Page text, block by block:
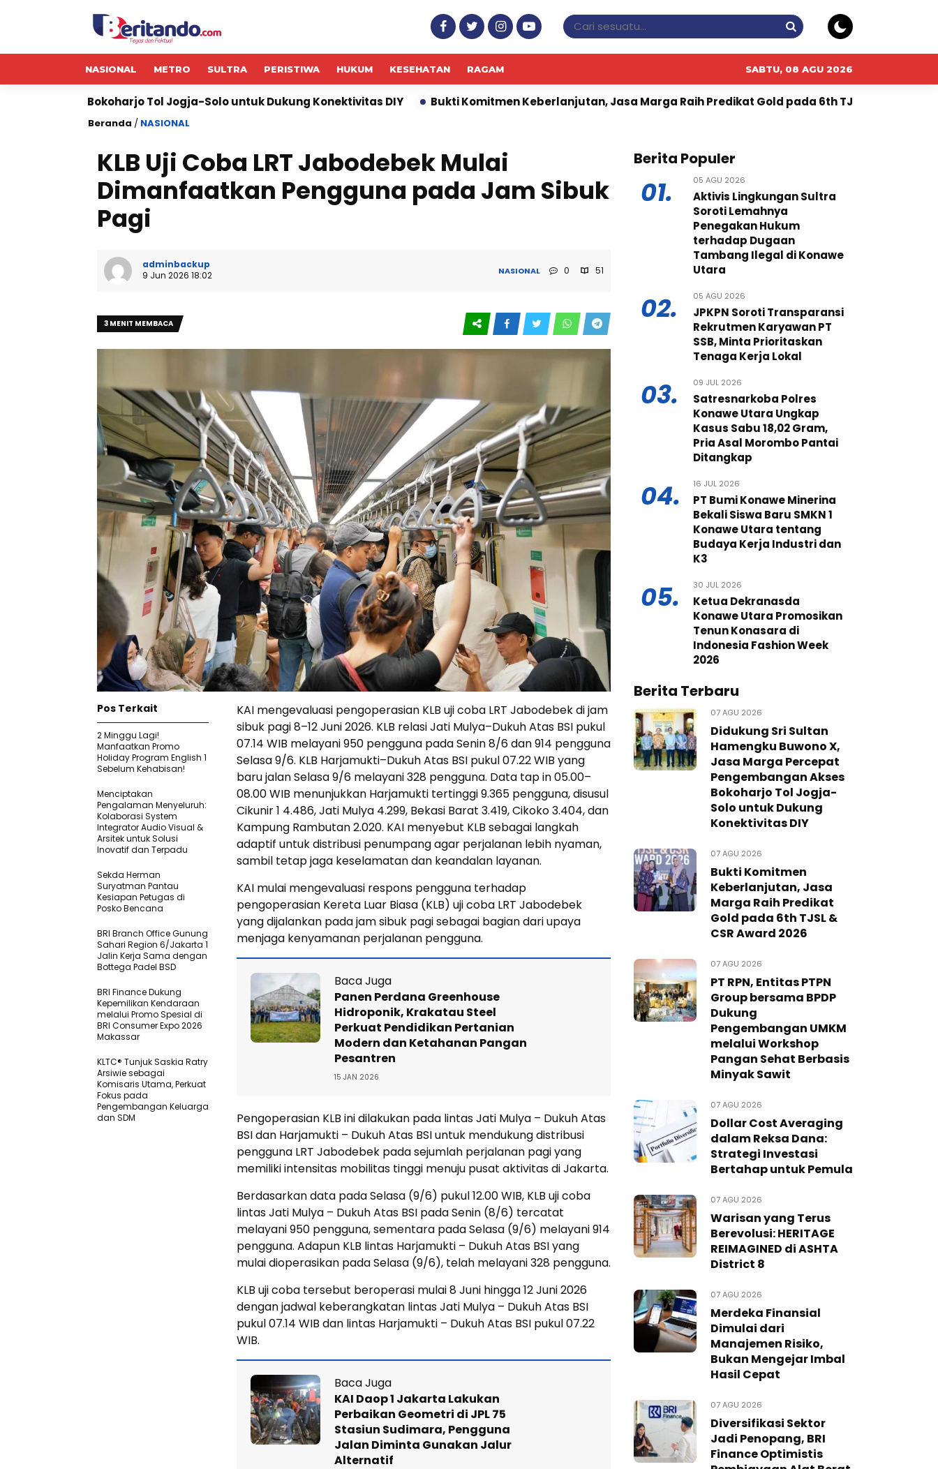
NASIONAL METRO SULTRA PERISTIWA HUKUM KESEHATAN RAGAM SABTU, 08 AGU 2026
Tol Jogja-Solo untuk Dukung Konektivitas DIY Bukti Komitmen Keberlanjutan, Jasa Marga Raih Predikat Gold pada 6th TJSL & CSR Award 2026
Beranda / NASIONAL
KLB Uji Coba LRT Jabodebek Mulai
Dimanfaatkan Pengguna pada Jam Sibuk
Pagi
adminbackup
9 Jun 2026 18:02
NASIONAL 0 51
3 MENIT MEMBACA
KAI mengevaluasi pengoperasian KLB uji coba LRT Jabodebek di jam
sibuk pagi 8–12 Juni 2026. KLB relasi Jati Mulya–Dukuh Atas BSI pukul
07.14 WIB melayani 950 pengguna pada Senin 8/6 dan 914 pengguna
Selasa 9/6. KLB Harjamukti–Dukuh Atas BSI pukul 07.22 WIB yang
baru jalan Selasa 9/6 melayani 328 pengguna. Data tap in 05.00–
08.00 WIB menunjukkan Harjamukti tertinggi 9.365 pengguna, disusul
Cikunir 1 4.486, Jati Mulya 4.299, Bekasi Barat 3.419, Cikoko 3.404, dan
Kampung Rambutan 2.020. KAI menyebut KLB sebagai langkah
adaptif untuk distribusi penumpang agar perjalanan lebih nyaman,
sambil tetap jaga keselamatan dan keandalan layanan.
KAI mulai mengevaluasi respons pengguna terhadap
pengoperasian Kereta Luar Biasa (KLB) uji coba LRT Jabodebek
yang dijalankan pada jam sibuk pagi sebagai bagian dari upaya
menjaga kenyamanan perjalanan pengguna.
Baca Juga
Panen Perdana Greenhouse
Hidroponik, Krakatau Steel
Perkuat Pendidikan Pertanian
Modern dan Ketahanan Pangan
Pesantren
15 JAN 2026
Pengoperasian KLB ini dilakukan pada lintas Jati Mulya – Dukuh Atas
BSI dan Harjamukti – Dukuh Atas BSI untuk mendukung distribusi
pengguna LRT Jabodebek pada sejumlah perjalanan pagi yang
memiliki intensitas mobilitas tinggi menuju pusat aktivitas di Jakarta.
Berdasarkan data pada Selasa (9/6) pukul 12.00 WIB, KLB uji coba
lintas Jati Mulya – Dukuh Atas BSI pada Senin (8/6) tercatat
melayani 950 pengguna, sementara pada Selasa (9/6) melayani 914
pengguna. Adapun KLB lintas Harjamukti – Dukuh Atas BSI yang
mulai dioperasikan pada Selasa (9/6), telah melayani 328 pengguna.
KLB uji coba tersebut beroperasi mulai 8 Juni hingga 12 Juni 2026
dengan jadwal keberangkatan lintas Jati Mulya – Dukuh Atas BSI
pukul 07.14 WIB dan lintas Harjamukti – Dukuh Atas BSI pukul 07.22
WIB.
Baca Juga
KAI Daop 1 Jakarta Lakukan
Perbaikan Geometri di JPL 75
Stasiun Sudimara, Pengguna
Jalan Diminta Gunakan Jalur
Alternatif
Pos Terkait
2 Minggu Lagi!
Manfaatkan Promo
Holiday Program English 1
Sebelum Kehabisan!
Menciptakan
Pengalaman Menyeluruh:
Kolaborasi System
Integrator Audio Visual &
Arsitek untuk Solusi
Inovatif dan Terpadu
Sekda Herman
Suryatman Pantau
Kesiapan Petugas di
Posko Bencana
BRI Branch Office Gunung
Sahari Region 6/Jakarta 1
Jalin Kerja Sama dengan
Bottega Padel BSD
BRI Finance Dukung
Kepemilikan Kendaraan
melalui Promo Spesial di
BRI Consumer Expo 2026
Makassar
KLTC® Tunjuk Saskia Ratry
Arsiwie sebagai
Komisaris Utama, Perkuat
Fokus pada
Pengembangan Keluarga
dan SDM
Berita Populer
01. 05 AGU 2026
Aktivis Lingkungan Sultra
Soroti Lemahnya
Penegakan Hukum
terhadap Dugaan
Tambang Ilegal di Konawe
Utara
02. 05 AGU 2026
JPKPN Soroti Transparansi
Rekrutmen Karyawan PT
SSB, Minta Prioritaskan
Tenaga Kerja Lokal
03. 09 JUL 2026
Satresnarkoba Polres
Konawe Utara Ungkap
Kasus Sabu 18,02 Gram,
Pria Asal Morombo Pantai
Ditangkap
04. 16 JUL 2026
PT Bumi Konawe Minerina
Bekali Siswa Baru SMKN 1
Konawe Utara tentang
Budaya Kerja Industri dan
K3
05. 30 JUL 2026
Ketua Dekranasda
Konawe Utara Promosikan
Tenun Konasara di
Indonesia Fashion Week
2026
Berita Terbaru
07 AGU 2026
Didukung Sri Sultan
Hamengku Buwono X,
Jasa Marga Percepat
Pengembangan Akses
Bokoharjo Tol Jogja-
Solo untuk Dukung
Konektivitas DIY
07 AGU 2026
Bukti Komitmen
Keberlanjutan, Jasa
Marga Raih Predikat
Gold pada 6th TJSL &
CSR Award 2026
07 AGU 2026
PT RPN, Entitas PTPN
Group bersama BPDP
Dukung
Pengembangan UMKM
melalui Workshop
Pangan Sehat Berbasis
Minyak Sawit
07 AGU 2026
Dollar Cost Averaging
dalam Reksa Dana:
Strategi Investasi
Bertahap untuk Pemula
07 AGU 2026
Warisan yang Terus
Berevolusi: HERITAGE
REIMAGINED di ASHTA
District 8
07 AGU 2026
Merdeka Finansial
Dimulai dari
Manajemen Risiko,
Bukan Mengejar Imbal
Hasil Cepat
07 AGU 2026
Diversifikasi Sektor
Jadi Penopang, BRI
Finance Optimistis